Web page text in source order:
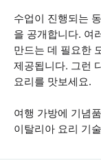
수업이 진행되는
을 공개합니다. 여
만드는 데 필요한
제공됩니다. 그런
요리를 맛보세요.
여행 가방에 기념
이탈리아 요리 기